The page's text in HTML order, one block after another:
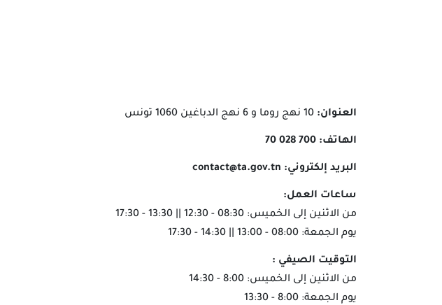
العنوان: 10 نهج روما و 6 نهج الدباغين 1060 تونس
الهاتف: 700 028 70
البريد إلكتروني: contact@ta.gov.tn
ساعات العمل:
من الاثنين إلى الخميس: 08:30 - 12:30 || 13:30 - 17:30
يوم الجمعة: 08:00 - 13:00 || 14:30 - 17:30
التوقيت الصيفي :
من الاثنين إلى الخميس: 8:00 - 14:30
يوم الجمعة: 8:00 - 13:30